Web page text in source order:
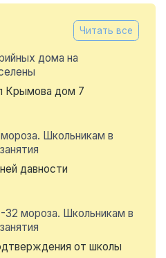
Читать все
дома на
Крымова дом 7
Школьникам в
давности
мороза. Школьникам в
от школы